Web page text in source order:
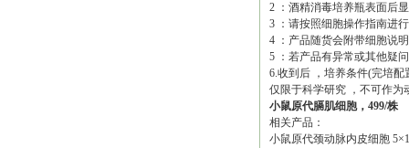
2 ：酒精消毒培养瓶表面后
3 ：请按照细胞操作指南进
4 ：产品随货会附带细胞说
5 ：若产品有异常或其他疑
6.收到后 ，培养条件(完培
仅限于科学研究 ，不可作
小鼠原代膈肌细胞， 499/株
相关产品：
小鼠原代颈动脉内皮细胞